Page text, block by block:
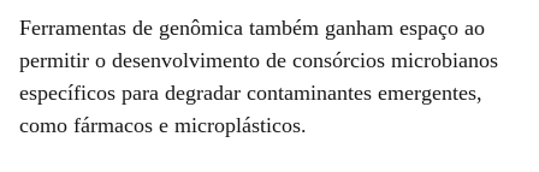
Ferramentas de genômica também ganham espaço ao
permitir o desenvolvimento de consórcios microbianos
específicos para degradar contaminantes emergentes,
como fármacos e microplásticos.